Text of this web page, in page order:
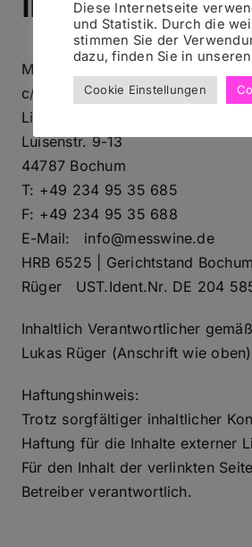
Messwine
c/o
Livingroom Gastronomie GmbH
Luisenstr. 9-13
44787 Bochum
T: +49 234 95 35 685
F: +49 234 95 35 688
E-Mail: info@messwine.de
HRB 6525 | Gerichtstand
Rüger UST.Ident.Nr. DE 204
Inhaltlich Verantwortlicher
Lukas Rüger (Anschrift wie oben)
Haftungshinweis:
Trotz sorgfältiger inhaltlicher
Haftung für die Inhalte externer
Für den Inhalt der verlinkten
Betreiber verantwortlich.
Diese Internetseite
und Statistik. Durch die
stimmen Sie der
dazu, finden Sie in unseren
Cookie Einstellungen